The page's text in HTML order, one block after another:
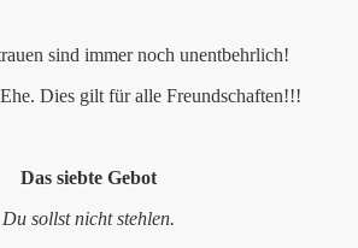
sind immer noch unentbehrlich!
Dies gilt für alle Freundschaften!!!
Das siebte Gebot
Du sollst nicht stehlen.